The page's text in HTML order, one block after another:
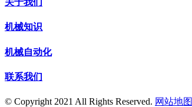
关于我们
机械知识
机械自动化
联系我们
© Copyright 2021 All Rights Reserved. 网站地图